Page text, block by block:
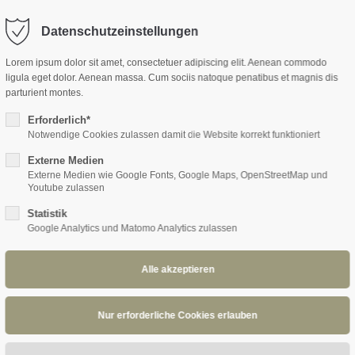
PLAYLIST MEDIA BAND
Datenschutzeinstellungen
Lorem ipsum dolor sit amet, consectetuer adipiscing elit. Aenean commodo
ligula eget dolor. Aenean massa. Cum sociis natoque penatibus et magnis dis
parturient montes.
Erforderlich*
Notwendige Cookies zulassen damit die Website korrekt funktioniert
Externe Medien
Externe Medien wie Google Fonts, Google Maps, OpenStreetMap und
Youtube zulassen
Statistik
Google Analytics und Matomo Analytics zulassen